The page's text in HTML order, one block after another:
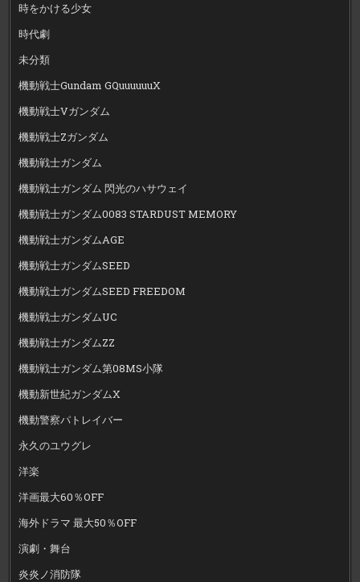
時をかける少女
時代劇
未分類
機動戦士Gundam GQuuuuuuX
機動戦士Vガンダム
機動戦士Zガンダム
機動戦士ガンダム
機動戦士ガンダム 閃光のハサウェイ
機動戦士ガンダム0083 STARDUST MEMORY
機動戦士ガンダムAGE
機動戦士ガンダムSEED
機動戦士ガンダムSEED FREEDOM
機動戦士ガンダムUC
機動戦士ガンダムZZ
機動戦士ガンダム第08MS小隊
機動新世紀ガンダムX
機動警察パトレイバー
永久のユウグレ
洋楽
洋画最大60％OFF
海外ドラマ 最大50％OFF
演劇・舞台
炎炎ノ消防隊